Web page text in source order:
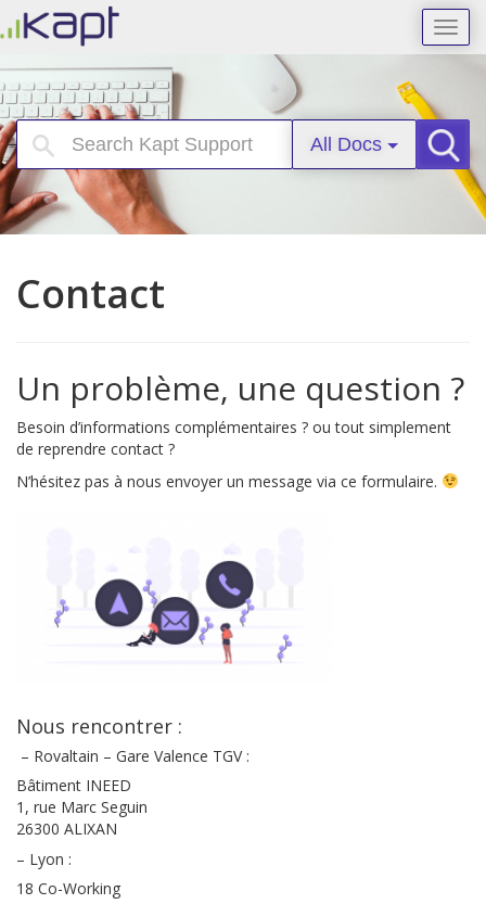
All Docs
Contact
Un problème, une question ?
Besoin d’informations complémentaires ? ou tout simplement
de reprendre contact ?
N’hésitez pas à nous envoyer un message via ce formulaire.
Nous rencontrer :
– Rovaltain – Gare Valence TGV :
Bâtiment INEED
1, rue Marc Seguin
26300 ALIXAN
– Lyon :
18 Co-Working